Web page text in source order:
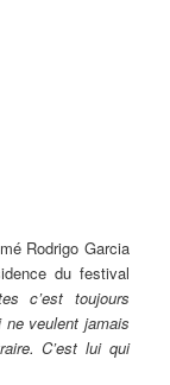
Rodrigo Garcia
du festival
c’est toujours
veulent jamais
C’est lui qui